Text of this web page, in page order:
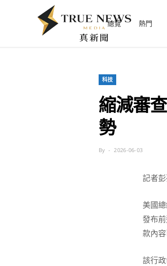
總覽 熱門
科技
縮減審
勢
By 2026-06-03
記者
美國
發布
款內
該行